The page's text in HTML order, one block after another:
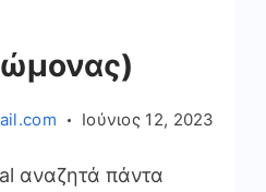
Ιούνιος 12, 2023
αναζητά πάντα